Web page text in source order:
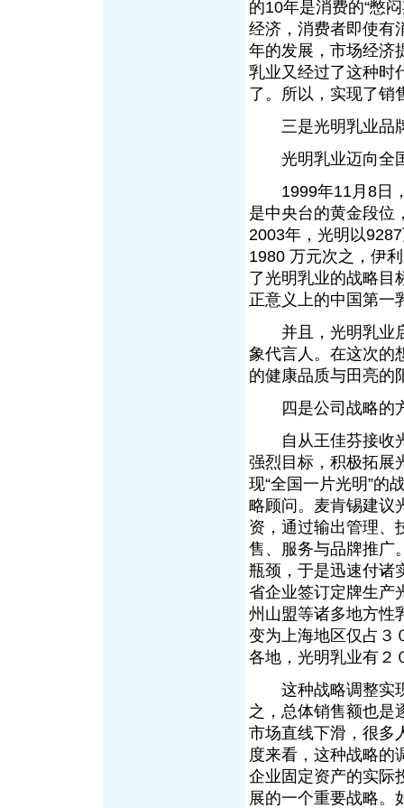
的10年是消费的“憋
经济，消费者即使有
年的发展，市场经济
乳业又经过了这种时
了。所以，实现了销
三是光明乳业品
光明乳业迈向全国
1999年11月8日，
是中央台的黄金段位
2003年，光明以
1980 万元次之，伊
了光明乳业的战略目
正意义上的中国第一
并且，光明乳业启
象代言人。在这次的
的健康品质与田亮的
四是公司战略的
自从王佳芬接收光
强烈目标，积极拓展
现“全国一片光明”的
略顾问。麦肯锡建议
资，通过输出管理、
售、服务与品牌推广
瓶颈，于是迅速付诸
省企业签订定牌生产
州山盟等诸多地方性
变为上海地区仅占３
各地，光明乳业有２
这种战略调整实现
之，总体销售额也是
市场直线下滑，很多
度来看，这种战略的
企业固定资产的实际
展的一个重要战略。